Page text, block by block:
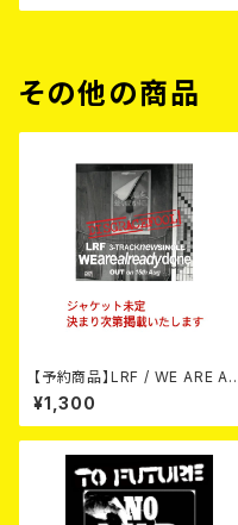
その他の商品
【予約商品】LRF / WE ARE AL
READY DONE (CD) 【8月15日
発売】
¥1,300